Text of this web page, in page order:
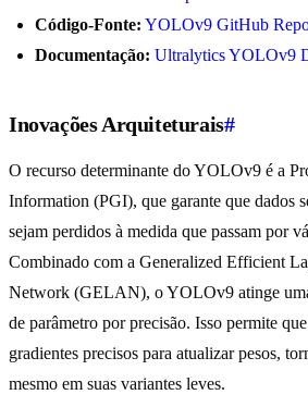
Código-Fonte: YOLOv9 GitHub
Documentação: Ultralytics YOLOv9
Inovações Arquiteturais#
O recurso determinante do YOLOv9 é a
Information (PGI), que garante que dados
sejam perdidos à medida que passam por
Combinado com a Generalized Efficient
Network (GELAN), o YOLOv9 atinge
de parâmetro por precisão. Isso permite
gradientes precisos para atualizar pesos,
mesmo em suas variantes leves.